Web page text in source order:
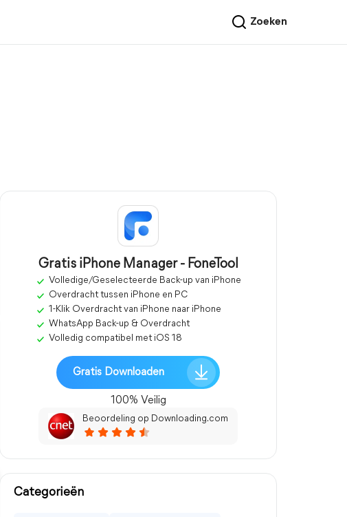
Zoeken
Gratis iPhone Manager - FoneTool
Volledige/Geselecteerde Back-up van iPhone
Overdracht tussen iPhone en PC
1-Klik Overdracht van iPhone naar iPhone
WhatsApp Back-up & Overdracht
Volledig compatibel met iOS 18
Gratis Downloaden
100% Veilig
Beoordeling op Downloading.com
Categorieën